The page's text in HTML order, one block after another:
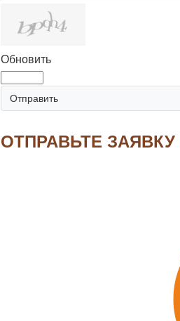
Обновить
Отправить
ОТПРАВЬТЕ ЗАЯВКУ